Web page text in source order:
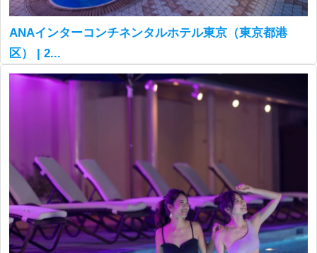
ANAインターコンチネンタルホテル東京（東京都港
区） | 2...